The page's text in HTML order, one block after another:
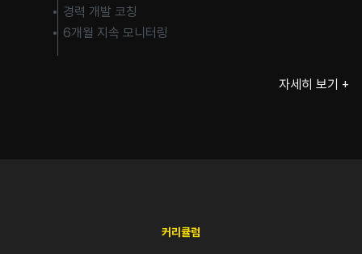
경력 개발 코칭
6개월 지속 모니터링
자세히 보기 +
커리큘럼